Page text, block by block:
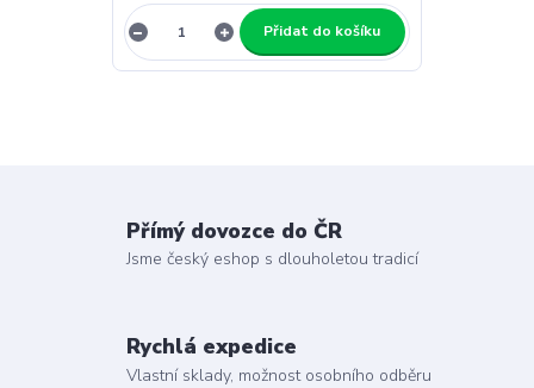
Přidat do košíku
Přímý dovozce do ČR
Jsme český eshop s dlouholetou tradicí
Rychlá expedice
Vlastní sklady, možnost osobního odběru